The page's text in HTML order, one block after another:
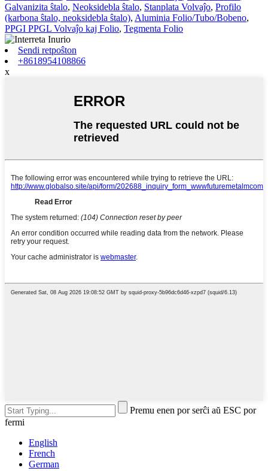
Galvanizita ŝtalo, Neoksidebla ŝtalo, Stanplata Volvaĵo, Profilo
(karbona ŝtalo, neoksidebla ŝtalo), Aluminia Folio/Tubo/Bobeno,
PPGI PPGL Volvaĵo kaj Folio, Tegmenta Folio
Sendi retpoŝton
+8618954108866
x
Premu enen por serĉi aŭ ESC por
fermi
English
French
German